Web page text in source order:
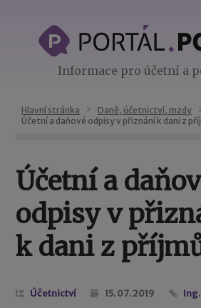
Informace pro účetní a
Hlavní stránka Daně, účetnictví, mzdy
Účetní a daňové odpisy v přiznání k dani z
Účetní a
odpisy v
k dani z
Účetnictví 15. 07. 2019